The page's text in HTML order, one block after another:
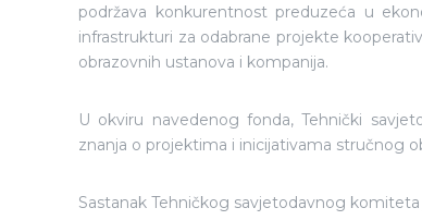
podržava konkurentnost preduzeća u
infrastrukturi za odabrane projekte
obrazovnih ustanova i kompanija.
U okviru navedenog fonda, Tehnički
znanja o projektima i inicijativama stručnog
Sastanak Tehničkog savjetodavnog